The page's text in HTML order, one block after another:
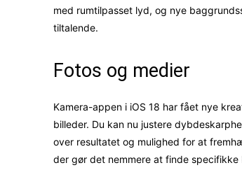
med rumtilpasset lyd, og nye
tiltalende.
Fotos og medier
Kamera-appen i iOS 18 har fået nye
billeder. Du kan nu justere
over resultatet og mulighed for at
der gør det nemmere at finde